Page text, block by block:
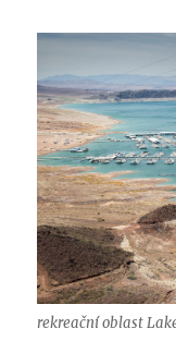
rekreační oblast